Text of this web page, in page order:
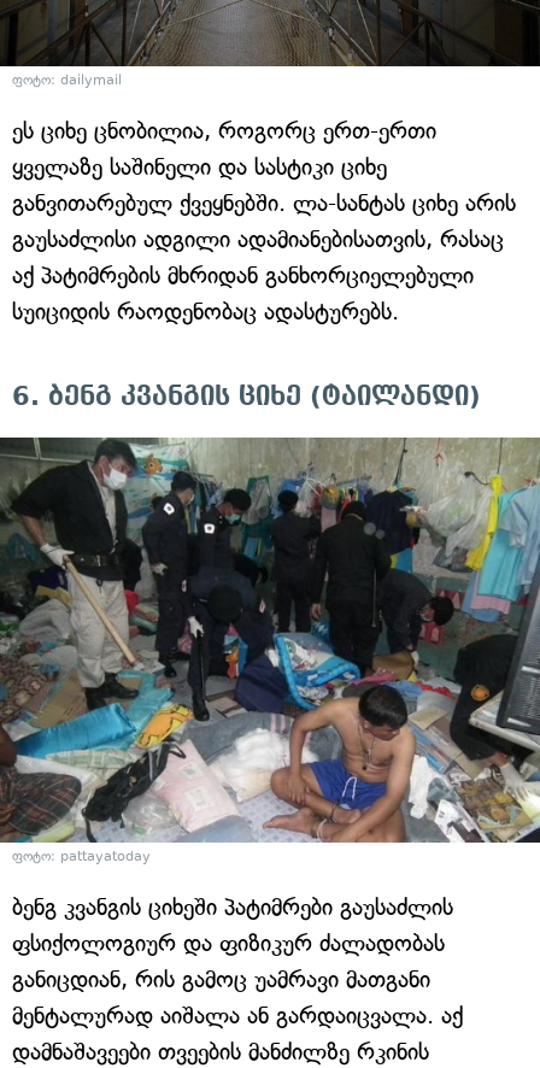
ფოტო: dailymail
ეს ციხე ცნობილია, როგორც ერთ-ერთი
ყველაზე საშინელი და სასტიკი ციხე
განვითარებულ ქვეყნებში. ლა-სანტას ციხე არის
გაუსაძლისი ადგილი ადამიანებისათვის, რასაც
აქ პატიმრების მხრიდან განხორციელებული
სუიციდის რაოდენობაც ადასტურებს.
6. ბენგ კვანგის ციხე (ტაილანდი)
ფოტო: pattayatoday
ბენგ კვანგის ციხეში პატიმრები გაუსაძლის
ფსიქოლოგიურ და ფიზიკურ ძალადობას
განიცდიან, რის გამოც უამრავი მათგანი
მენტალურად აიშალა ან გარდაიცვალა. აქ
დამნაშავეები თვეების მანძილზე რკინის